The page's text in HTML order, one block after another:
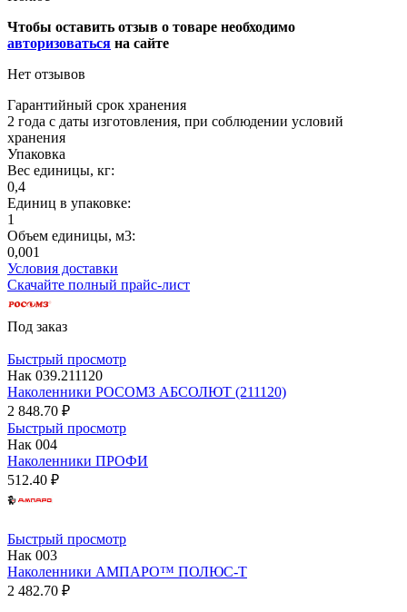
Чтобы оставить отзыв о товаре необходимо
авторизоваться на сайте
Нет отзывов
Гарантийный срок хранения
2 года с даты изготовления, при соблюдении условий
хранения
Упаковка
Вес единицы, кг:
0,4
Единиц в упаковке:
1
Объем единицы, м3:
0,001
Условия доставки
Скачайте полный прайс-лист
Под заказ
Быстрый просмотр
Нак 039.211120
Наколенники РОСОМЗ АБСОЛЮТ (211120)
2 848.70 ₽
Быстрый просмотр
Нак 004
Наколенники ПРОФИ
512.40 ₽
Быстрый просмотр
Нак 003
Наколенники АМПАРО™ ПОЛЮС-Т
2 482.70 ₽